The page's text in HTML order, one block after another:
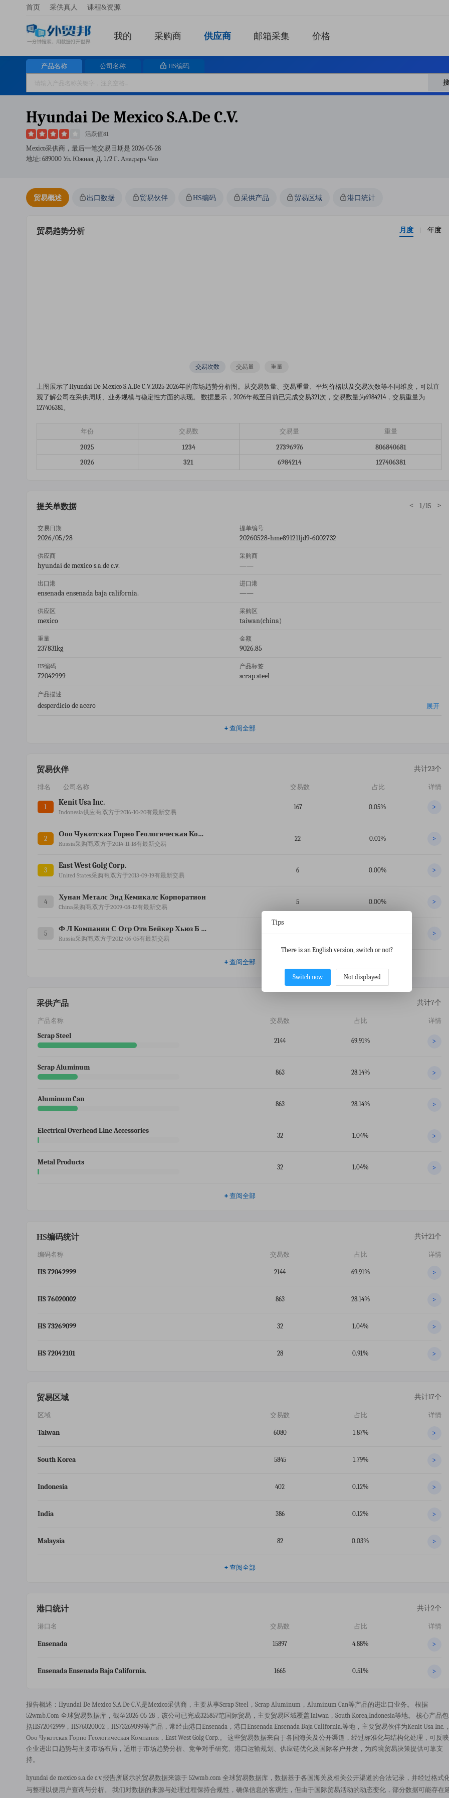
首页 采供真人 课程&资源
我的 采购商 供应商 邮箱采集 价格
产品名称 公司名称 HS编码
Hyundai De Mexico S.a.de C.v.
活跃值81
Mexico采供商，最后一笔交易日期是 2026-05-28
地址: 689000 Ул. Южная, Д. 1/2 Г. Анадырь Чао
贸易概述 出口数据 贸易伙伴 HS编码 采供产品 贸易区域 港口统计
贸易趋势分析 月度 年度
交易次数 交易量 重量
上图展示了hyundai De Mexico S.a.de C.v.2025-2026年的市场趋势分析图。从交易数量、交易重量、平均价格以及交易次数等不同维度，可以直
观了解公司在采供周期、业务规模与稳定性方面的表现。 数据显示，2026年截至目前已完成交易321次，交易数量为6984214，交易重量为
127406381。
年份 交易数 交易量 重量
2025 1234 27396976
806840681
2026
321 6984214 127406381
提关单数据 < 1/15 >
交易日期
2026/05/28
提单编号
20260528-hme891211jd9-6002732
供应商
hyundai de mexico s.a.de c.v.
采购商
——
出口港
ensenada ensenada baja california.
进口港
——
供应区
mexico
采购区
taiwan(china)
重量
237831kg
金额
9026.85
HS编码
72042999
产品标签
scrap steel
产品描述
desperdicio de acero 展开
+ 查阅全部
贸易伙伴 共计23个
排名 公司名称 交易数 占比 详情
1
Kenit Usa Inc.
Indonesia供应商,双方于2016-10-20有最新交易
167 0.05% >
2
Ооо Чукотская Горно Геологическая Компания
Russia采购商,双方于2014-11-18有最新交易
22 0.01% >
3
East West Golg Corp.
United States采购商,双方于2013-09-19有最新交易
6 0.00% >
4
Хунан Металс Энд Кемикалс Корпоратион
China采购商,双方于2009-08-12有最新交易
5 0.00% >
5
Ф Л Компании С Огр Отв Бейкер Хьюз Б В Нидерланды
Russia采购商,双方于2012-06-05有最新交易
>
+ 查阅全部
采供产品 共计7个
产品名称 交易数 占比 详情
Scrap Steel
2144 69.91% >
Scrap Aluminum
863 28.14% >
Aluminum Can
863 28.14% >
Electrical Overhead Line Accessories
32 1.04% >
Metal Products
32 1.04% >
+ 查阅全部
HS编码统计 共计21个
编码名称 交易数 占比 详情
HS 72042999 2144 69.91% >
HS 76020002 863 28.14% >
HS 73269099 32 1.04% >
HS 72042101 28 0.91% >
贸易区域 共计17个
区域 交易数 占比 详情
Taiwan 6080 1.87% >
South Korea 5845 1.79% >
Indonesia 402 0.12% >
India 386 0.12% >
Malaysia 82 0.03% >
+ 查阅全部
港口统计 共计2个
港口名 交易数 占比 详情
Ensenada 15897 4.88% >
Ensenada Ensenada Baja California. 1665 0.51% >
报告概述：hyundai De Mexico S.a.de C.v.是mexico采供商，主要从事scrap Steel，scrap Aluminum，aluminum Can等产品的进出口业务。 根据
52wmb.com 全球贸易数据库，截至2026-05-28，该公司已完成325857笔国际贸易，主要贸易区域覆盖taiwan，south Korea,indonesia等地。 核心产品包
括HS72042999，HS76020002，HS73269099等产品，常经由港口ensenada，港口ensenada Ensenada Baja California.等地，主要贸易伙伴为kenit Usa Inc.，
Ооо Чукотская Горно Геологическая Компания，east West Golg Corp.。 这些贸易数据来自于各国海关及公开渠道，经过标准化与结构化处理，可反映
企业进出口趋势与主要市场布局，适用于市场趋势分析、竞争对手研究、港口运输规划、供应链优化及国际客户开发，为跨境贸易决策提供可靠支
持。
hyundai de mexico s.a.de c.v.报告所展示的贸易数据来源于 52wmb.com 全球贸易数据库，数据基于各国海关及相关公开渠道的合法记录，并经过格式
与整理以便用户查询与分析。 我们对数据的来源与处理过程保持合规性，确保信息的客观性，但由于国际贸易活动的动态变化，部分数据可能存在
Tips
There is an English version, switch or not?
Switch now Not displayed